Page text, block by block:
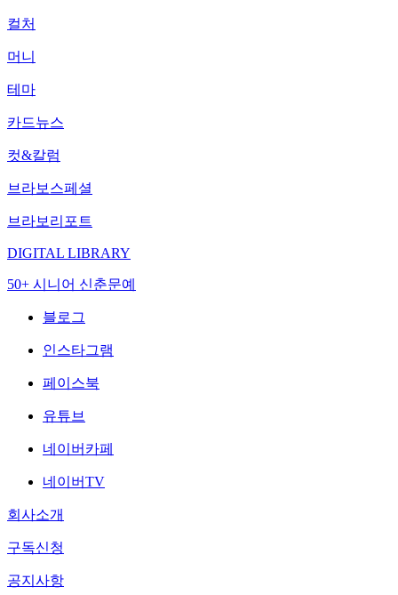
컬처
머니
테마
카드뉴스
컷&칼럼
브라보스페셜
브라보리포트
DIGITAL LIBRARY
50+ 시니어 신춘문예
블로그
인스타그램
페이스북
유튜브
네이버카페
네이버TV
회사소개
구독신청
공지사항